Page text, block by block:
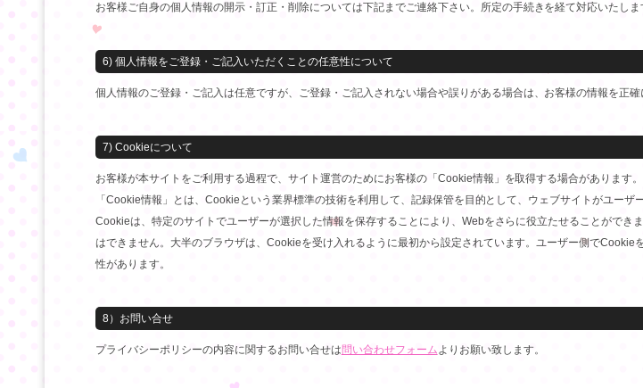
お客様ご自身の個人情報の開示・訂正・削除については下記までご連絡下さい。所定の手続きを経て対応いたしま
6) 個人情報をご登録・ご記入いただくことの任意性について
個人情報のご登録・ご記入は任意ですが、ご登録・ご記入されない場合や誤りがある場合は、お客様の情報を正
7) Cookieについて
お客様が本サイトをご利用する過程で、サイト運営のためにお客様の「Cookie情報」を取得する場合があります。
「Cookie情報」とは、Cookieという業界標準の技術を利用して、記録保管を目的として、ウェブサイトがユーザ
Cookieは、特定のサイトでユーザーが選択した情報を保存することにより、Webをさらに役立たせることがで
はできません。大半のブラウザは、Cookieを受け入れるように最初から設定されています。ユーザー側で
性があります。
8）お問い合せ
プライバシーポリシーの内容に関するお問い合せは問い合わせフォームよりお願い致します。